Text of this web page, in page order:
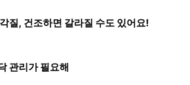
질, 건조하면 갈라질 수도 있어요!
관리가 필요해